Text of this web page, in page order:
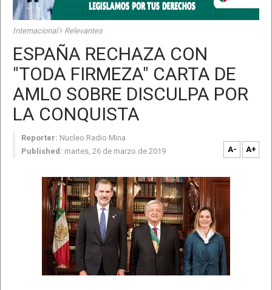
Internacional Relevantes
ESPAÑA RECHAZA CON
"TODA FIRMEZA" CARTA DE
AMLO SOBRE DISCULPA POR
LA CONQUISTA
Reporter: Nucleo Radio Mina
Published: martes, 26 de marzo de 2019 A- A+